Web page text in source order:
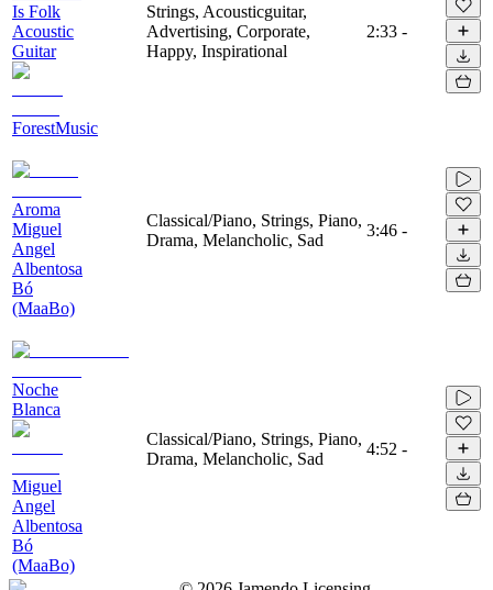
Is Folk
Acoustic
Guitar
ForestMusic
Strings, Acousticguitar,
Advertising, Corporate,
Happy, Inspirational
2:33 -
Aroma
Miguel
Angel
Albentosa
Bó
(MaaBo)
Classical/Piano, Strings, Piano,
Drama, Melancholic, Sad
3:46 -
Noche
Blanca
Miguel
Angel
Albentosa
Bó
(MaaBo)
Classical/Piano, Strings, Piano,
Drama, Melancholic, Sad
4:52 -